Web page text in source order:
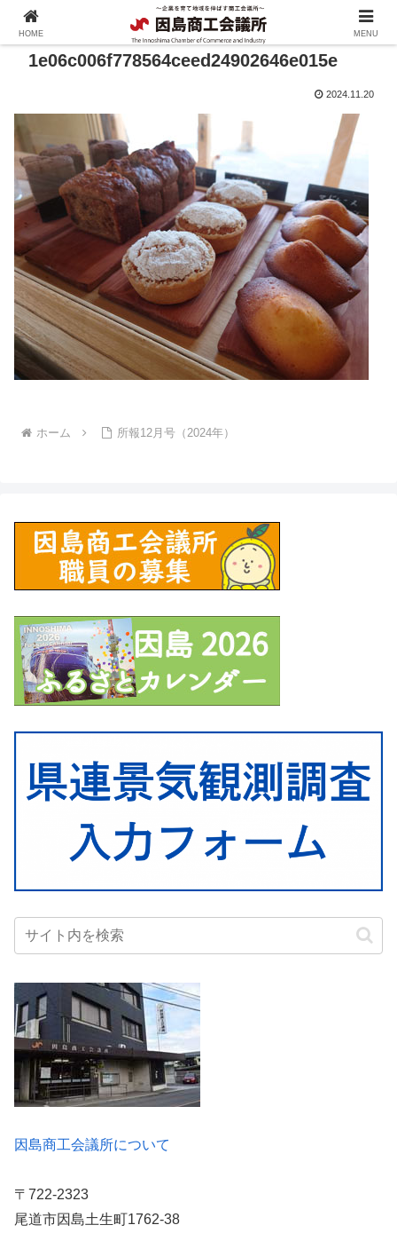
1e06c006f778564ceed24902646e015e
2024.11.20
ホーム 所報12月号（2024年）
因島商工会議所について
〒722-2323
尾道市因島土生町1762-38
HOME MENU